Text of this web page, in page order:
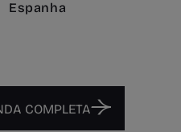
Espanha
COMPLETA